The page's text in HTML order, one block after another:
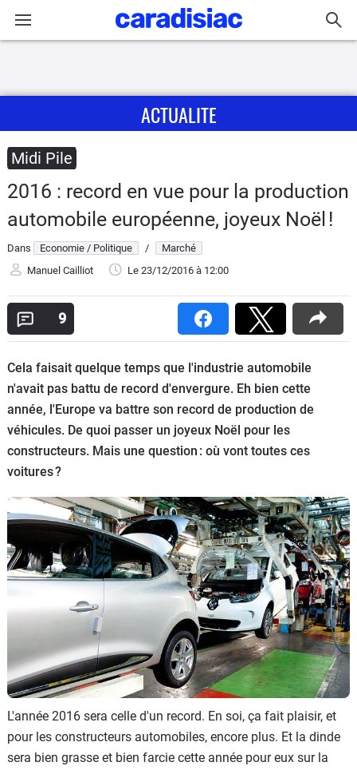
Actu
Essais
d'achat
Electriques
Utilitaires
Flottes
Auto
Services
Forum
Moto
Marques
ACTUALITE
Midi Pile
2016 : record en vue pour la production
automobile européenne, joyeux Noël !
Dans Economie / Politique /
Marché
Manuel Cailliot
Le 23/12/2016 à 12:00
9
Cela faisait quelque temps que l'industrie automobile
n'avait pas battu de record d'envergure. Eh bien cette
année, l'Europe va battre son record de production de
véhicules. De quoi passer un joyeux Noël pour les
constructeurs. Mais une question : où vont toutes ces
voitures ?
L'année 2016 sera celle d'un record. En soi, ça fait plaisir, et
pour les constructeurs automobiles, encore plus. Et la dinde
sera bien grasse et bien farcie cette année pour eux sur la